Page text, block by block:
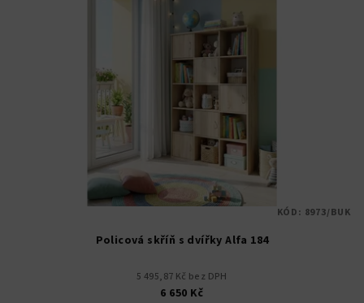
Policová skříň s dvířky Alfa 184
5 495,87 Kč bez DPH
6 650 Kč
KÓD: 8973/BUK